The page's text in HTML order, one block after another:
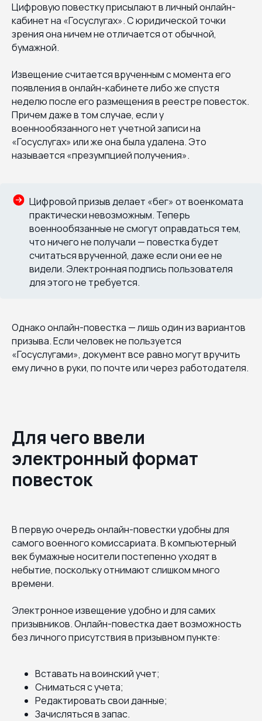
Цифровую повестку присылают в личный онлайн-
кабинет на «Госуслугах». С юридической точки
зрения она ничем не отличается от обычной,
бумажной.
Извещение считается врученным с момента его
появления в онлайн-кабинете либо же спустя
неделю после его размещения в реестре повесток.
Причем даже в том случае, если у
военнообязанного нет учетной записи на
«Госуслугах» или же она была удалена. Это
называется «презумпцией получения».
Цифровой призыв делает «бег» от военкомата
практически невозможным. Теперь
военнообязанные не смогут оправдаться тем,
что ничего не получали — повестка будет
считаться врученной, даже если они ее не
видели. Электронная подпись пользователя
для этого не требуется.
Однако онлайн-повестка — лишь один из вариантов
призыва. Если человек не пользуется
«Госуслугами», документ все равно могут вручить
ему лично в руки, по почте или через работодателя.
Для чего ввели
электронный формат
повесток
В первую очередь онлайн-повестки удобны для
самого военного комиссариата. В компьютерный
век бумажные носители постепенно уходят в
небытие, поскольку отнимают слишком много
времени.
Электронное извещение удобно и для самих
призывников. Онлайн-повестка дает возможность
без личного присутствия в призывном пункте:
Вставать на воинский учет;
Сниматься с учета;
Редактировать свои данные;
Зачисляться в запас.